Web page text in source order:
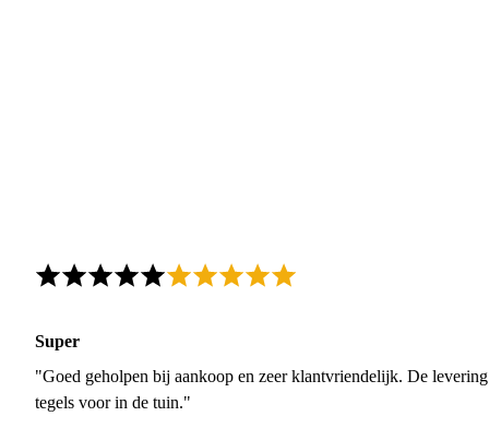
Super
"Goed geholpen bij aankoop en zeer klantvriendelijk. De
tegels voor in de tuin."